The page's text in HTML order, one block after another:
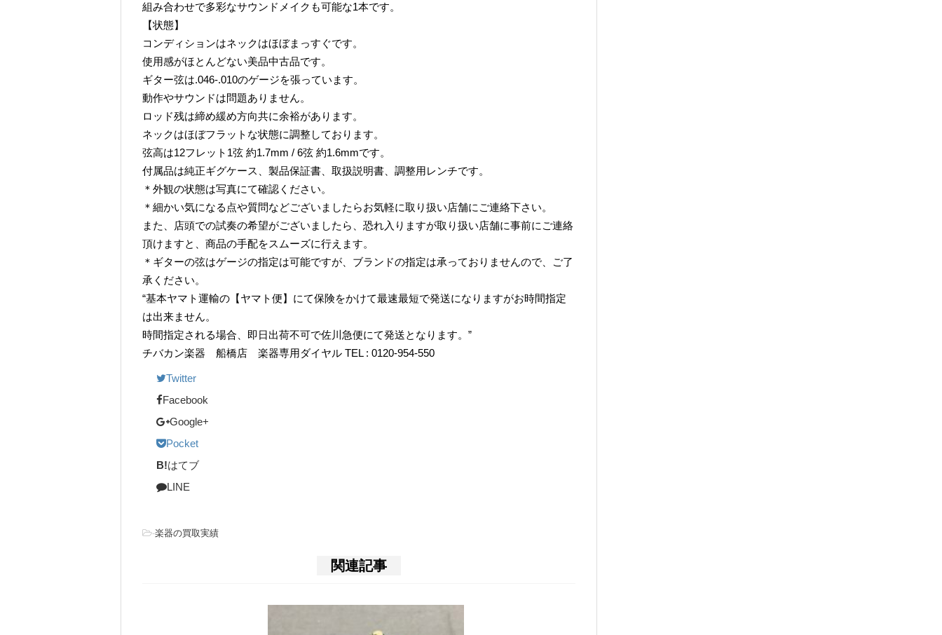
組み合わせで多彩なサウンドメイクも可能な1本です。
【状態】
コンディションはネックはほぼまっすぐです。
使用感がほとんどない美品中古品です。
ギター弦は.046-.010のゲージを張っています。
動作やサウンドは問題ありません。
ロッド残は締め緩め方向共に余裕があります。
ネックはほぼフラットな状態に調整しております。
弦高は12フレット1弦 約1.7mm / 6弦 約1.6mmです。
付属品は純正ギグケース、製品保証書、取扱説明書、調整用レンチです。
＊外観の状態は写真にて確認ください。
＊細かい気になる点や質問などございましたらお気軽に取り扱い店舗にご連絡下さい。
また、店頭での試奏の希望がございましたら、恐れ入りますが取り扱い店舗に事前にご連絡
頂けますと、商品の手配をスムーズに行えます。
＊ギターの弦はゲージの指定は可能ですが、ブランドの指定は承っておりませんので、ご了
承ください。
“基本ヤマト運輸の【ヤマト便】にて保険をかけて最速最短で発送になりますがお時間指定
は出来ません。
時間指定される場合、即日出荷不可で佐川急便にて発送となります。”
チバカン楽器 船橋店 楽器専用ダイヤル TEL : 0120-954-550
Twitter
Facebook
Google+
Pocket
B!はてブ
LINE
-楽器の買取実績
関連記事